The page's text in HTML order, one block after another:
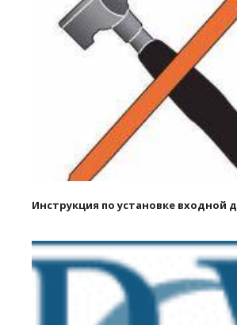
Инструкция по установке входной